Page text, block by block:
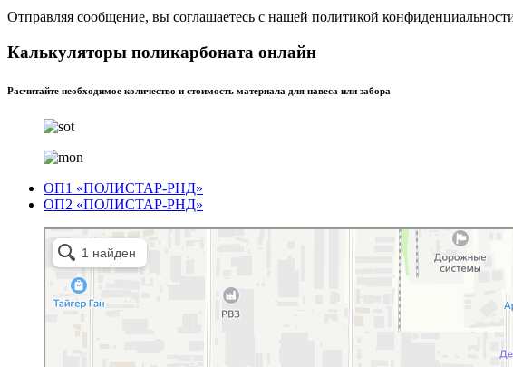
Отправляя сообщение, вы соглашаетесь с нашей политикой
Калькуляторы поликарбоната онлайн
Расчитайте необходимое количество и стоимость материала для навеса или забора
ОП1 «ПОЛИСТАР-РНД»
ОП2 «ПОЛИСТАР-РНД»
Оргстекло, поликарбонат в Ростове‑на‑Дону
Светопрозрачные конструкции в Ростове‑на‑Дону